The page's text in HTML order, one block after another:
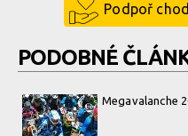
Podpoř
PODOBNÉ
Megavalanche